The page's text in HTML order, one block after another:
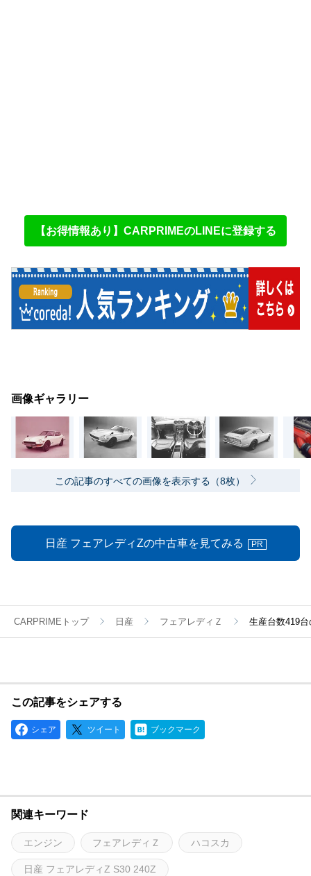
【お得情報あり】CARPRIMEのLINEに登録する
画像ギャラリー
この記事のすべての画像を表示する（8枚）
日産 フェアレディZの中古車を見てみる PR
CARPRIMEトップ 日産 フェアレディＺ 生産台数419
この記事をシェアする
シェア ツイート ブックマーク
関連キーワード
エンジン フェアレディＺ ハコスカ
日産 フェアレディZ S30 240Z